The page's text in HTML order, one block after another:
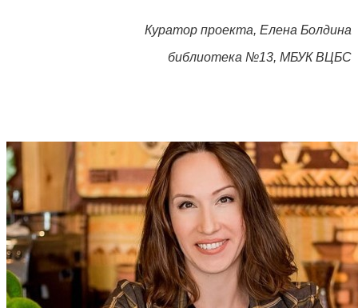
Куратор проекта, Елена Болдина
библиотека №13, МБУК ВЦБС